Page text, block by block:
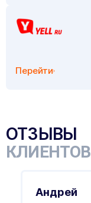
Перейти
ОТЗЫВЫ
КЛИЕНТОВ
Андрей